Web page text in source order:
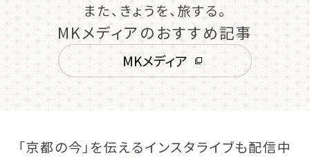
また、きょうを、旅する。
MKメディアのおすすめ記事
MKメディア
「京都の今」を伝えるインスタライブも配信中